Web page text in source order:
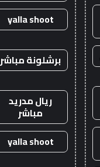
yalla shoot
برشلونة مباشر
ريال مدريد
مباشر
yalla shoot